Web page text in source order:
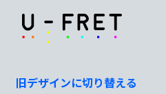
旧デザインに切り替える